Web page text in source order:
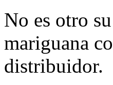
No es otro
mariguana
distribuidor.